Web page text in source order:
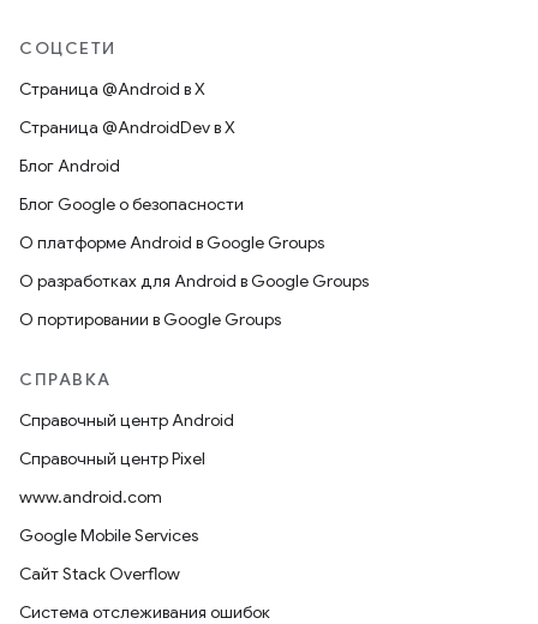
СОЦСЕТИ
Страница @Android в X
Страница @AndroidDev в X
Блог Android
Блог Google о безопасности
О платформе Android в Google Groups
О разработках для Android в Google Groups
О портировании в Google Groups
СПРАВКА
Справочный центр Android
Справочный центр Pixel
www.android.com
Google Mobile Services
Сайт Stack Overflow
Система отслеживания ошибок